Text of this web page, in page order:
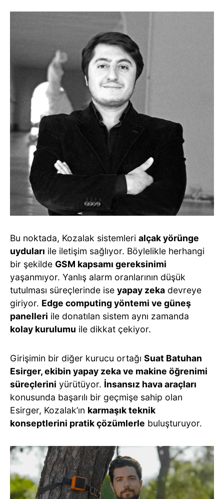
Bu noktada, Kozalak sistemleri alçak yörünge
uyduları ile iletişim sağlıyor. Böylelikle herhangi
bir şekilde GSM kapsamı gereksinimi
yaşanmıyor. Yanlış alarm oranlarının düşük
tutulması süreçlerinde ise yapay zeka devreye
giriyor. Edge computing yöntemi ve güneş
panelleri ile donatılan sistem aynı zamanda
kolay kurulumu ile dikkat çekiyor.
Girişimin bir diğer kurucu ortağı Suat Batuhan
Esirger, ekibin yapay zeka ve makine öğrenimi
süreçlerini yürütüyor. İnsansız hava araçları
konusunda başarılı bir geçmişe sahip olan
Esirger, Kozalak’ın karmaşık teknik
konseptlerini pratik çözümlerle buluşturuyor.